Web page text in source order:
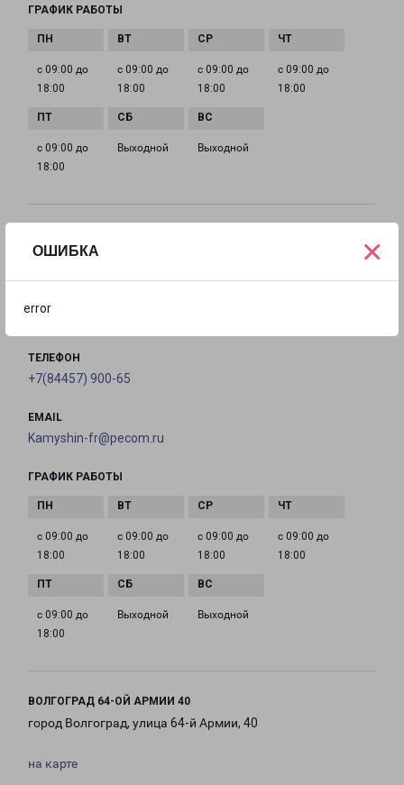
ОШИБКА
error
×
ГРАФИК РАБОТЫ
с 09:00 до
18:00
с 09:00 до
18:00
с 09:00 до
18:00
с 09:00 до
18:00
с 09:00 до
18:00
Выходной Выходной
Россия, Волгоградская область, Камышин, улица
Мира, 2В
ТЕЛЕФОН
+7(84457) 900-65
EMAIL
Kamyshin-fr@pecom.ru
ГРАФИК РАБОТЫ
с 09:00 до
18:00
с 09:00 до
18:00
с 09:00 до
18:00
с 09:00 до
18:00
с 09:00 до
18:00
Выходной Выходной
ВОЛГОГРАД 64-ОЙ АРМИИ 40
город Волгоград, улица 64-й Армии, 40
на карте